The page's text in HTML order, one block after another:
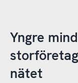
Yngre
nätet